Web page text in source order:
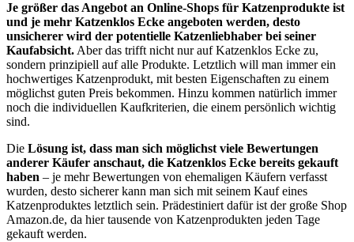
Je größer das Angebot an Online-Shops für Katzenprodukte ist
und je mehr Katzenklos Ecke angeboten werden, desto
unsicherer wird der potentielle Katzenliebhaber bei seiner
Kaufabsicht.Aber das trifft nicht nur auf Katzenklos Ecke zu,
sondern prinzipiell auf alle Produkte. Letztlich will man immer ein
hochwertiges Katzenprodukt, mit besten Eigenschaften zu einem
möglichst guten Preis bekommen. Hinzu kommen natürlich immer
noch die individuellen Kaufkriterien, die einem persönlich wichtig
sind.
Die Lösung ist, dass man sich möglichst viele Bewertungen
anderer Käufer anschaut, die Katzenklos Ecke bereits gekauft
haben – je mehr Bewertungen von ehemaligen Käufern verfasst
wurden, desto sicherer kann man sich mit seinem Kauf eines
Katzenproduktes letztlich sein. Prädestiniert dafür ist der große Shop
Amazon.de, da hier tausende von Katzenprodukten jeden Tage
gekauft werden.